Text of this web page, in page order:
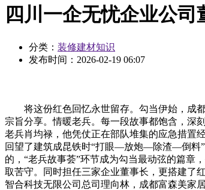
四川一企无忧企业公
分类： 装修建材知识
发布时间： 2026-02-19 06:07
将这份红色回忆永世留存。勾当伊始，成都
宗旨分享。情暖老兵。每一段故事都饱含，深
老兵肖均禄，他凭仗正在部队堆集的应急措置
回望了建筑成昆铁时“打眼—放炮—除渣—倒料
的，“老兵故事荟”环节成为勾当最动弦的篇章
取苦守。同时担任三家企业董事长，更搭建了
智合科技无限公司总司理向林，成都富森美家